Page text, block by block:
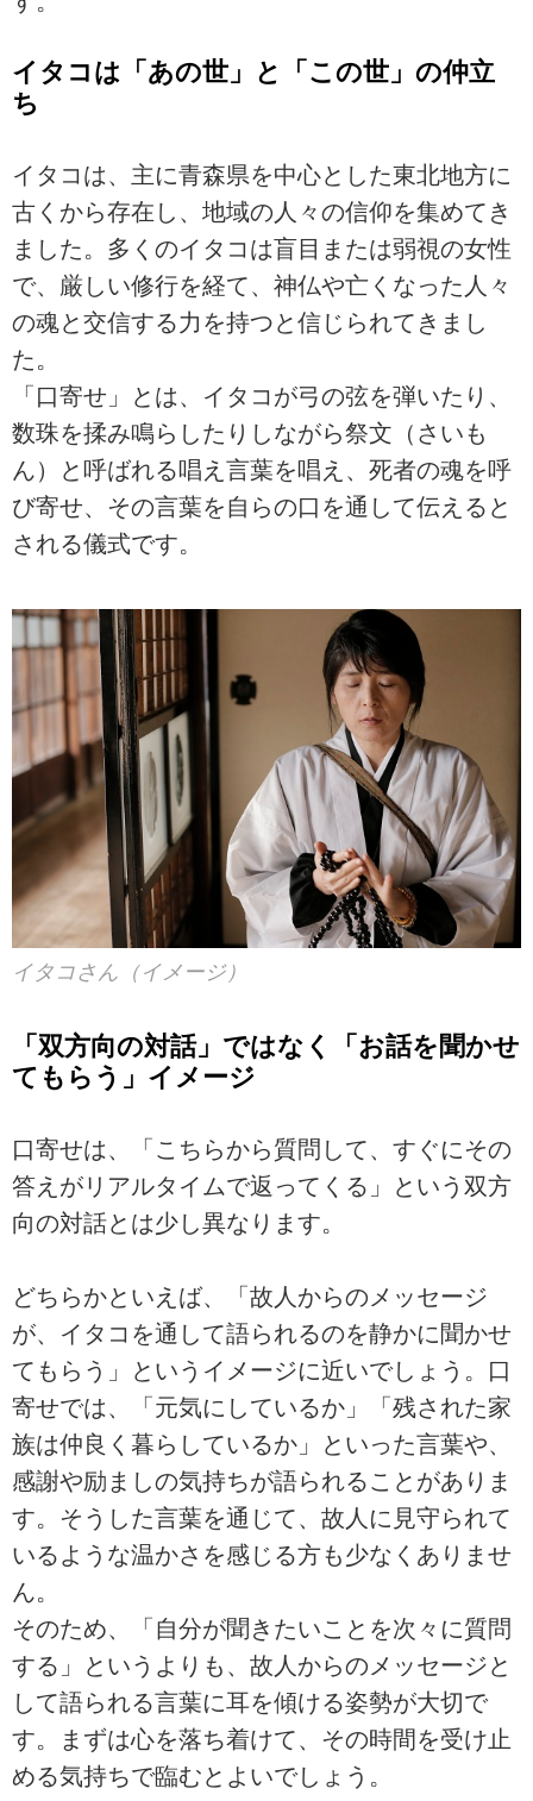
イタコは「あの世」と「この世」の仲立
ち
イタコは、主に青森県を中心とした東北地方に
古くから存在し、地域の人々の信仰を集めてき
ました。多くのイタコは盲目または弱視の女性
で、厳しい修行を経て、神仏や亡くなった人々
の魂と交信する力を持つと信じられてきまし
た。
「口寄せ」とは、イタコが弓の弦を弾いたり、
数珠を揉み鳴らしたりしながら祭文（さいも
ん）と呼ばれる唱え言葉を唱え、死者の魂を呼
び寄せ、その言葉を自らの口を通して伝えると
される儀式です。
イタコさん（イメージ）
「双方向の対話」ではなく「お話を聞かせ
てもらう」イメージ
口寄せは、「こちらから質問して、すぐにその
答えがリアルタイムで返ってくる」という双方
向の対話とは少し異なります。
どちらかといえば、「故人からのメッセージ
が、イタコを通して語られるのを静かに聞かせ
てもらう」というイメージに近いでしょう。口
寄せでは、「元気にしているか」「残された家
族は仲良く暮らしているか」といった言葉や、
感謝や励ましの気持ちが語られることがありま
す。そうした言葉を通じて、故人に見守られて
いるような温かさを感じる方も少なくありませ
ん。
そのため、「自分が聞きたいことを次々に質問
する」というよりも、故人からのメッセージと
して語られる言葉に耳を傾ける姿勢が大切で
す。まずは心を落ち着けて、その時間を受け止
める気持ちで臨むとよいでしょう。